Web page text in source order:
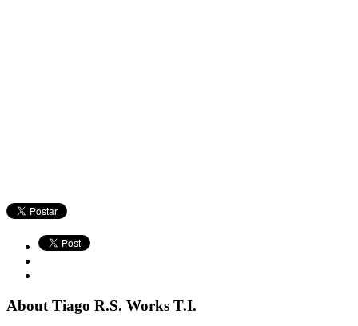
About Tiago R.S. Works T.I.